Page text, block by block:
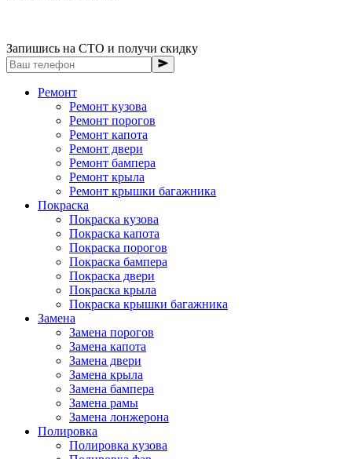
Запишись на СТО и получи скидку
Ремонт
Ремонт кузова
Ремонт порогов
Ремонт капота
Ремонт двери
Ремонт бампера
Ремонт крыла
Ремонт крышки багажника
Покраска
Покраска кузова
Покраска капота
Покраска порогов
Покраска бампера
Покраска двери
Покраска крыла
Покраска крышки багажника
Замена
Замена порогов
Замена капота
Замена двери
Замена крыла
Замена бампера
Замена рамы
Замена лонжерона
Полировка
Полировка кузова